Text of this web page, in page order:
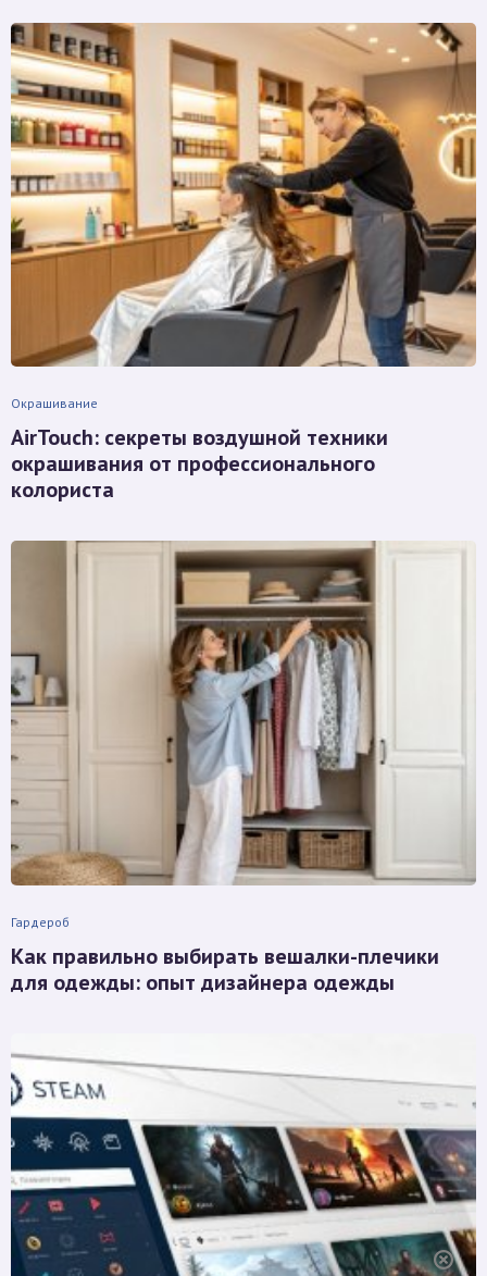
Окрашивание
AirTouch: секреты воздушной техники
окрашивания от профессионального
колориста
Гардероб
Как правильно выбирать вешалки-плечики
для одежды: опыт дизайнера одежды